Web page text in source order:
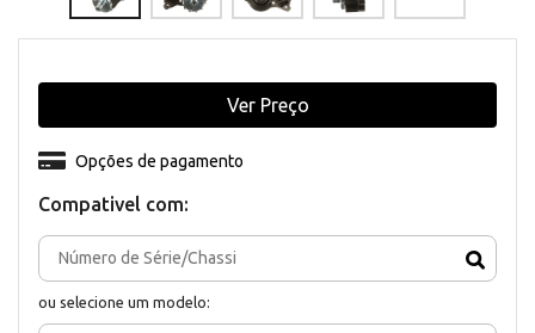
Compativel com:
ou selecione um modelo:
Opções de pagamento
Ver Preço